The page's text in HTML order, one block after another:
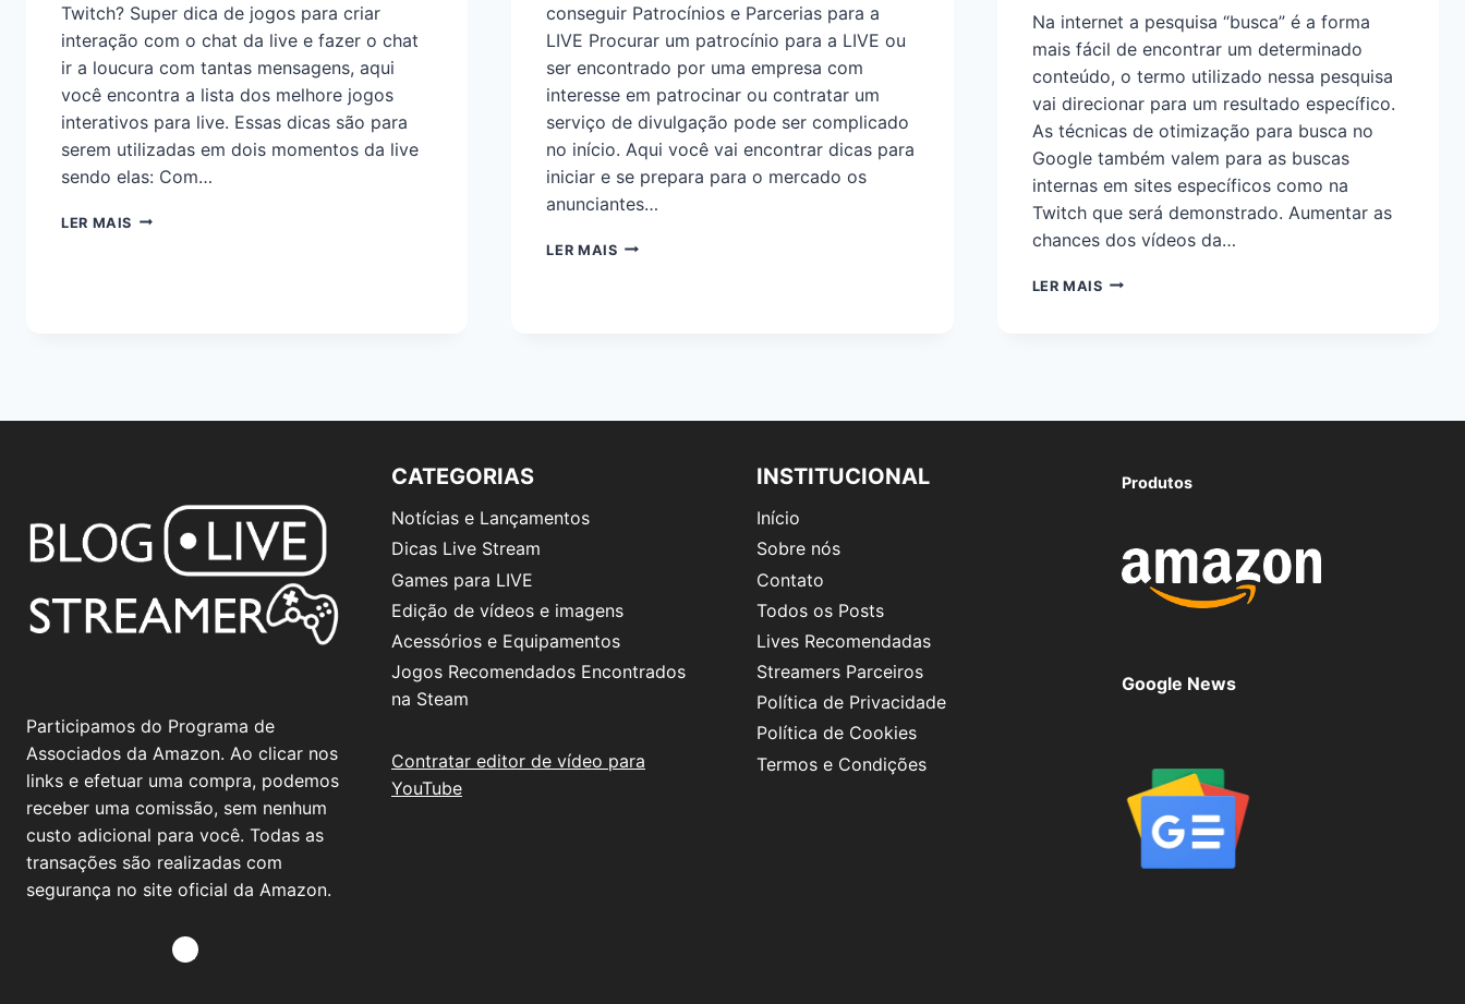
Twitch? Super dica de jogos para criar
interação com o chat da live e fazer o chat
ir a loucura com tantas mensagens, aqui
você encontra a lista dos melhore jogos
interativos para live. Essas dicas são para
serem utilizadas em dois momentos da live
sendo elas: Com…
LER MAIS
conseguir Patrocínios e Parcerias para a
LIVE Procurar um patrocínio para a LIVE ou
ser encontrado por uma empresa com
interesse em patrocinar ou contratar um
serviço de divulgação pode ser complicado
no início. Aqui você vai encontrar dicas para
iniciar e se prepara para o mercado os
anunciantes…
LER MAIS
Na internet a pesquisa “busca” é a forma
mais fácil de encontrar um determinado
conteúdo, o termo utilizado nessa pesquisa
vai direcionar para um resultado específico.
As técnicas de otimização para busca no
Google também valem para as buscas
internas em sites específicos como na
Twitch que será demonstrado. Aumentar as
chances dos vídeos da…
LER MAIS
Participamos do Programa de
Associados da Amazon. Ao clicar nos
links e efetuar uma compra, podemos
receber uma comissão, sem nenhum
custo adicional para você. Todas as
transações são realizadas com
segurança no site oficial da Amazon.
CATEGORIAS
Notícias e Lançamentos
Dicas Live Stream
Games para LIVE
Edição de vídeos e imagens
Acessórios e Equipamentos
Jogos Recomendados Encontrados
na Steam
Contratar editor de vídeo para
YouTube
INSTITUCIONAL
Início
Sobre nós
Contato
Todos os Posts
Lives Recomendadas
Streamers Parceiros
Política de Privacidade
Política de Cookies
Termos e Condições
Produtos
Google News